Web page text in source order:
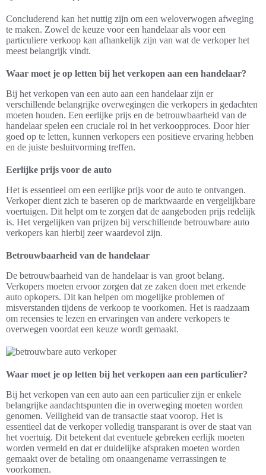
Concluderend kan het nuttig zijn om een weloverwogen afweging
te maken. Zowel de keuze voor een handelaar als voor een
particuliere verkoop kan afhankelijk zijn van wat de verkoper het
meest belangrijk vindt.
Waar moet je op letten bij het verkopen aan een handelaar?
Bij het verkopen van een auto aan een handelaar zijn er
verschillende belangrijke overwegingen die verkopers in gedachten
moeten houden. Een eerlijke prijs en de betrouwbaarheid van de
handelaar spelen een cruciale rol in het verkoopproces. Door hier
goed op te letten, kunnen verkopers een positieve ervaring hebben
en de juiste besluitvorming treffen.
Eerlijke prijs voor de auto
Het is essentieel om een eerlijke prijs voor de auto te ontvangen.
Verkoper dient zich te baseren op de marktwaarde en vergelijkbare
voertuigen. Dit helpt om te zorgen dat de aangeboden prijs redelijk
is. Het vergelijken van prijzen bij verschillende betrouwbare auto
verkopers kan hierbij zeer waardevol zijn.
Betrouwbaarheid van de handelaar
De betrouwbaarheid van de handelaar is van groot belang.
Verkopers moeten ervoor zorgen dat ze zaken doen met erkende
auto opkopers. Dit kan helpen om mogelijke problemen of
misverstanden tijdens de verkoop te voorkomen. Het is raadzaam
om recensies te lezen en ervaringen van andere verkopers te
overwegen voordat een keuze wordt gemaakt.
Waar moet je op letten bij het verkopen aan een particulier?
Bij het verkopen van een auto aan een particulier zijn er enkele
belangrijke aandachtspunten die in overweging moeten worden
genomen. Veiligheid van de transactie staat voorop. Het is
essentieel dat de verkoper volledig transparant is over de staat van
het voertuig. Dit betekent dat eventuele gebreken eerlijk moeten
worden vermeld en dat er duidelijke afspraken moeten worden
gemaakt over de betaling om onaangename verrassingen te
voorkomen.